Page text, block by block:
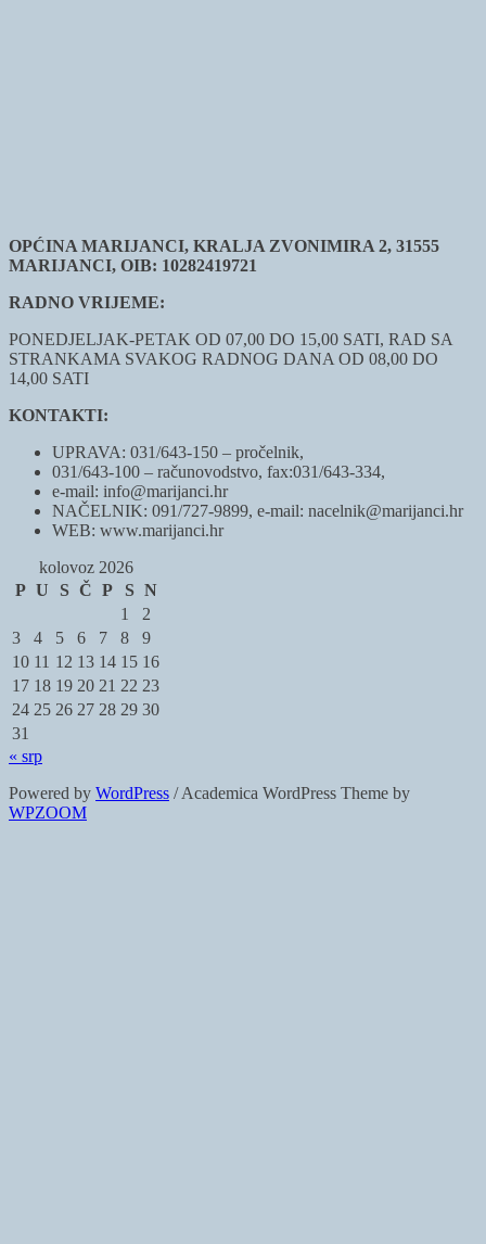
OPĆINA MARIJANCI, KRALJA ZVONIMIRA 2, 31555
MARIJANCI, OIB: 10282419721
RADNO VRIJEME:
PONEDJELJAK-PETAK OD 07,00 DO 15,00 SATI, RAD SA
STRANKAMA SVAKOG RADNOG DANA OD 08,00 DO
14,00 SATI
KONTAKTI:
UPRAVA: 031/643-150 – pročelnik,
031/643-100 – računovodstvo, fax:031/643-334,
e-mail: info@marijanci.hr
NAČELNIK: 091/727-9899, e-mail: nacelnik@marijanci.hr
WEB: www.marijanci.hr
kolovoz 2026
P U S Č P S N
1
2
3
4 5 6 7 8
9
10 11 12 13 14 15 16
17 18 19 20 21 22 23
24 25 26 27 28 29 30
31
« srp
Powered by WordPress / Academica WordPress Theme by
WPZOOM